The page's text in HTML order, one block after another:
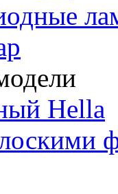
Hella